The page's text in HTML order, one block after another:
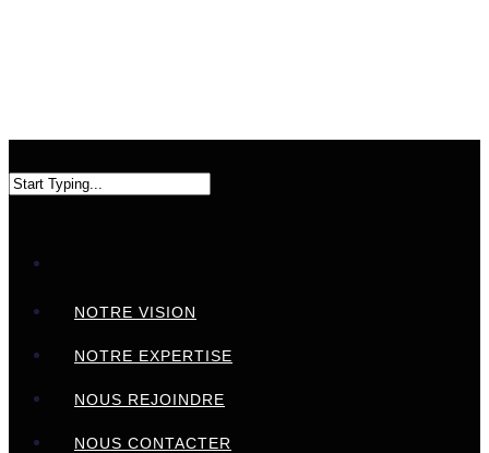
NOTRE VISION
NOTRE EXPERTISE
NOUS REJOINDRE
NOUS CONTACTER